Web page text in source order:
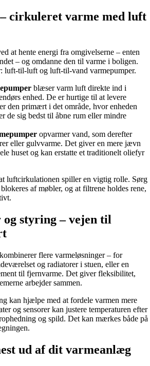
cirkuleret varme med luft
at hente energi fra omgivelserne – enten
– og omdanne den til varme i boligen.
luft-til-luft og luft-til-vand varmepumper.
blæser varm luft direkte ind i
enhed. De er hurtige til at levere
den primært i det område, hvor enheden
de sig bedst til åbne rum eller mindre
opvarmer vand, som derefter
eller gulvvarme. Det giver en mere jævn
huset og kan erstatte et traditionelt oliefyr
luftcirkulationen spiller en vigtig rolle. Sørg
af møbler, og at filtrene holdes rene,
styring – vejen til
flere varmeløsninger – for
og radiatorer i stuen, eller en
til fjernvarme. Det giver fleksibilitet,
arbejder sammen.
kan hjælpe med at fordele varmen mere
og sensorer kan justere temperaturen efter
og spild. Det kan mærkes både på
ud af dit varmeanlæg